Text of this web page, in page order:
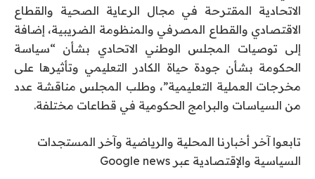
الاتحادية المقترحة في مجال الرعاية الصحية والقطاع
الاقتصادي والقطاع المصرفي والمنظومة الضريبية، إضافة
إلى توصيات المجلس الوطني الاتحادي بشأن “سياسة
الحكومة بشأن جودة حياة الكادر التعليمي وتأثيرها على
مخرجات العملية التعليمية”، وطلب المجلس مناقشة عدد
من السياسات والبرامج الحكومية في قطاعات مختلفة.
تابعوا آخر أخبارنا المحلية والرياضية وآخر المستجدات
السياسية والإقتصادية عبر Google news